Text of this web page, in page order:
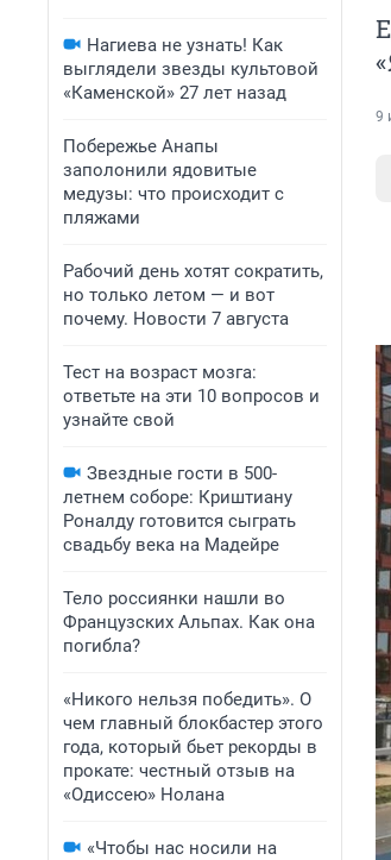
Нагиева не узнать! Как
выглядели звезды культовой
«Каменской» 27 лет назад
Побережье Анапы
заполонили ядовитые
медузы: что происходит с
пляжами
Рабочий день хотят сократить,
но только летом — и вот
почему. Новости 7 августа
Тест на возраст мозга:
ответьте на эти 10 вопросов и
узнайте свой
Звездные гости в 500-
летнем соборе: Криштиану
Роналду готовится сыграть
свадьбу века на Мадейре
Тело россиянки нашли во
Французских Альпах. Как она
погибла?
«Никого нельзя победить». О
чем главный блокбастер этого
года, который бьет рекорды в
прокате: честный отзыв на
«Одиссею» Нолана
«Чтобы нас носили на
9